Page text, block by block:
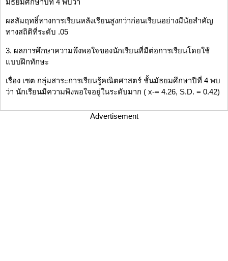
มัธยมศึกษาปีที่ 4 พบว่า
ผลสัมฤทธิ์ทางการเรียนหลังเรียนสูงกว่าก่อนเรียนอย่างมีนัยสำคัญ
ทางสถิติที่ระดับ .05
3. ผลการศึกษาความพึงพอใจของนักเรียนที่มีต่อการเรียนโดยใช้
แบบฝึกทักษะ
เรื่อง เซต กลุ่มสาระการเรียนรู้คณิตศาสตร์ ชั้นมัธยมศึกษาปีที่ 4 พบ
ว่า นักเรียนมีความพึงพอใจอยู่ในระดับมาก ( x-= 4.26, S.D. = 0.42)
Advertisement